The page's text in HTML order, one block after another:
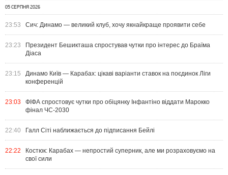
05 СЕРПНЯ 2026
23:53 Сич: Динамо — великий клуб, хочу якнайкраще проявити себе
23:23
Президент Бешикташа спростував чутки про інтерес до Браїма
Діаса
23:15
Динамо Київ — Карабах: цікаві варіанти ставок на поєдинок Ліги
конференцій
23:03
ФІФА спростовує чутки про обіцянку Інфантіно віддати Марокко
фінал ЧС-2030
22:40 Галл Сіті наближається до підписання Бейлі
22:22
Костюк: Карабах — непростий суперник, але ми розраховуємо на
свої сили